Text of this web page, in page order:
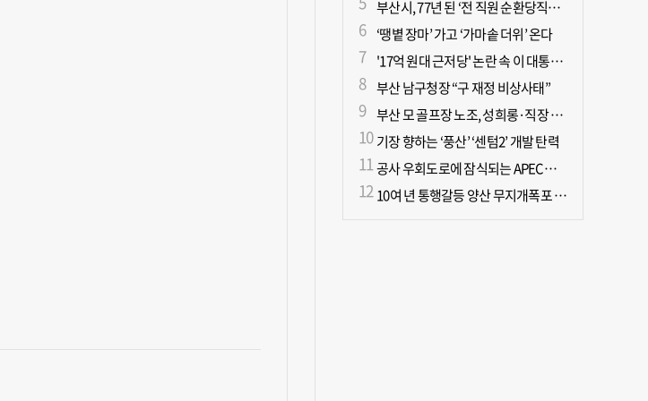
부산시, 77년 된 ‘전 직원 순환당직제’ 폐지
‘땡볕 장마’ 가고 ‘가마솥 더위’ 온다
'17억 원대 근저당' 논란 속 이 대통령, 오늘 국민과 부동산 대토론회
부산 남구청장 “구 재정 비상사태”
부산 모 골프장 노조, 성희롱·직장 내 괴롭힘으로 이사장 고발
기장 향하는 ‘풍산’ ‘센텀2’ 개발 탄력
공사 우회도로에 잠식되는 APEC공원… 시민도 나무도 ‘불편’
10여 년 통행갈등 양산 무지개폭포 해결되나?